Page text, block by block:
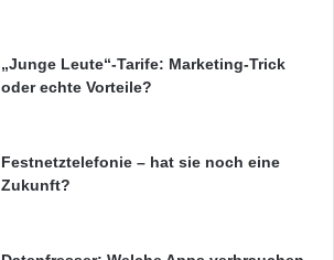
„Junge Leute“-Tarife: Marketing-Trick
oder echte Vorteile?
Festnetztelefonie – hat sie noch eine
Zukunft?